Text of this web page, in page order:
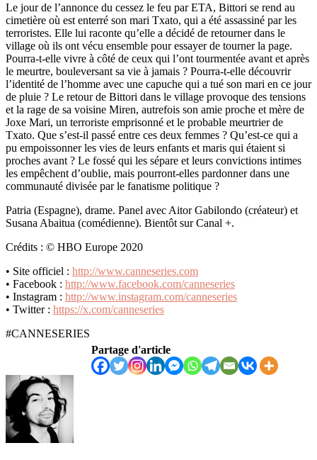
Le jour de l’annonce du cessez le feu par ETA, Bittori se rend au
cimetière où est enterré son mari Txato, qui a été assassiné par les
terroristes. Elle lui raconte qu’elle a décidé de retourner dans le
village où ils ont vécu ensemble pour essayer de tourner la page.
Pourra-t-elle vivre à côté de ceux qui l’ont tourmentée avant et après
le meurtre, bouleversant sa vie à jamais ? Pourra-t-elle découvrir
l’identité de l’homme avec une capuche qui a tué son mari en ce jour
de pluie ? Le retour de Bittori dans le village provoque des tensions
et la rage de sa voisine Miren, autrefois son amie proche et mère de
Joxe Mari, un terroriste emprisonné et le probable meurtrier de
Txato. Que s’est-il passé entre ces deux femmes ? Qu’est-ce qui a
pu empoissonner les vies de leurs enfants et maris qui étaient si
proches avant ? Le fossé qui les sépare et leurs convictions intimes
les empêchent d’oublie, mais pourront-elles pardonner dans une
communauté divisée par le fanatisme politique ?
Patria (Espagne), drame. Panel avec Aitor Gabilondo (créateur) et
Susana Abaitua (comédienne). Bientôt sur Canal +.
Crédits : © HBO Europe 2020
• Site officiel : http://www.canneseries.com
• Facebook : http://www.facebook.com/canneseries
• Instagram : http://www.instagram.com/canneseries
• Twitter : https://x.com/canneseries
#CANNESERIES
Partage d'article